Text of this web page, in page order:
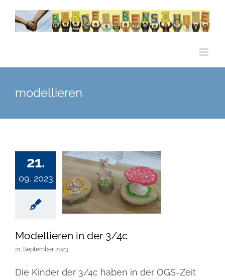
Zum
Inhalt
modellieren
21.
09. 2023
Modellieren in
Modellieren in der 3/4c
21. September 2023
Die Kinder der 3/4c haben in der OGS-Zeit